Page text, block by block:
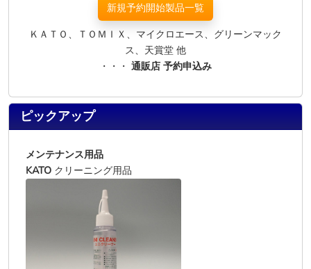
新規予約開始製品一覧
ＫＡＴＯ、ＴＯＭＩＸ、マイクロエース、グリーンマック
ス、天賞堂 他
・・・ 通販店 予約申込み
ピックアップ
メンテナンス用品
KATO クリーニング用品